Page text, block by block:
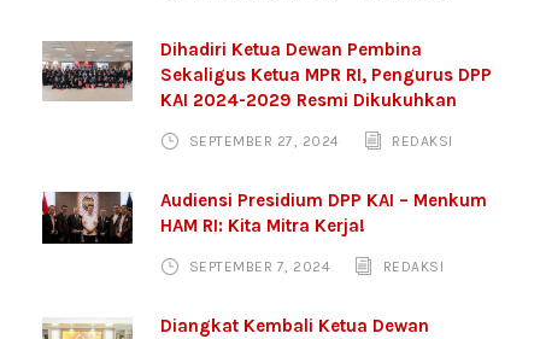
Dihadiri Ketua Dewan Pembina
Sekaligus Ketua MPR RI, Pengurus DPP
KAI 2024-2029 Resmi Dikukuhkan
SEPTEMBER 27, 2024 REDAKSI
Audiensi Presidium DPP KAI – Menkum
HAM RI: Kita Mitra Kerja!
SEPTEMBER 7, 2024 REDAKSI
Diangkat Kembali Ketua Dewan